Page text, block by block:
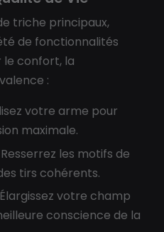
triche principaux,
de fonctionnalités
le confort, la
:
votre arme pour
maximale.
Resserrez les motifs de
tirs cohérents.
Élargissez votre champ
conscience de la